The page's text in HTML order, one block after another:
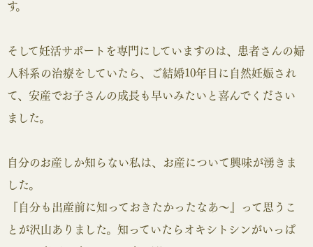
す。
そして妊活サポートを専門にしていますのは、患者さんの婦
人科系の治療をしていたら、ご結婚10年目に自然妊娠され
て、安産でお子さんの成長も早いみたいと喜んでください
ました。
自分のお産しか知らない私は、お産について興味が湧きま
した。
『自分も出産前に知っておきたかったなあ～』って思うこ
とが沢山ありました。知っていたらオキシトシンがいっぱ